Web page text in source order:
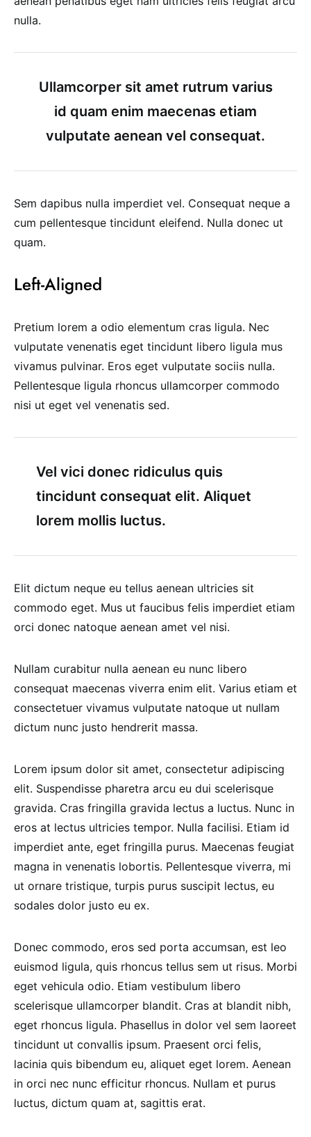
nulla.
Ullamcorper sit amet rutrum varius
id quam enim maecenas etiam
vulputate aenean vel consequat.
Sem dapibus nulla imperdiet vel. Consequat neque a
cum pellentesque tincidunt eleifend. Nulla donec ut
quam.
Left-Aligned
Pretium lorem a odio elementum cras ligula. Nec
vulputate venenatis eget tincidunt libero ligula mus
vivamus pulvinar. Eros eget vulputate sociis nulla.
Pellentesque ligula rhoncus ullamcorper commodo
nisi ut eget vel venenatis sed.
Vel vici donec ridiculus quis
tincidunt consequat elit. Aliquet
lorem mollis luctus.
Elit dictum neque eu tellus aenean ultricies sit
commodo eget. Mus ut faucibus felis imperdiet etiam
orci donec natoque aenean amet vel nisi.
Nullam curabitur nulla aenean eu nunc libero
consequat maecenas viverra enim elit. Varius etiam et
consectetuer vivamus vulputate natoque ut nullam
dictum nunc justo hendrerit massa.
Lorem ipsum dolor sit amet, consectetur adipiscing
elit. Suspendisse pharetra arcu eu dui scelerisque
gravida. Cras fringilla gravida lectus a luctus. Nunc in
eros at lectus ultricies tempor. Nulla facilisi. Etiam id
imperdiet ante, eget fringilla purus. Maecenas feugiat
magna in venenatis lobortis. Pellentesque viverra, mi
ut ornare tristique, turpis purus suscipit lectus, eu
sodales dolor justo eu ex.
Donec commodo, eros sed porta accumsan, est leo
euismod ligula, quis rhoncus tellus sem ut risus. Morbi
eget vehicula odio. Etiam vestibulum libero
scelerisque ullamcorper blandit. Cras at blandit nibh,
eget rhoncus ligula. Phasellus in dolor vel sem laoreet
tincidunt ut convallis ipsum. Praesent orci felis,
lacinia quis bibendum eu, aliquet eget lorem. Aenean
in orci nec nunc efficitur rhoncus. Nullam et purus
luctus, dictum quam at, sagittis erat.